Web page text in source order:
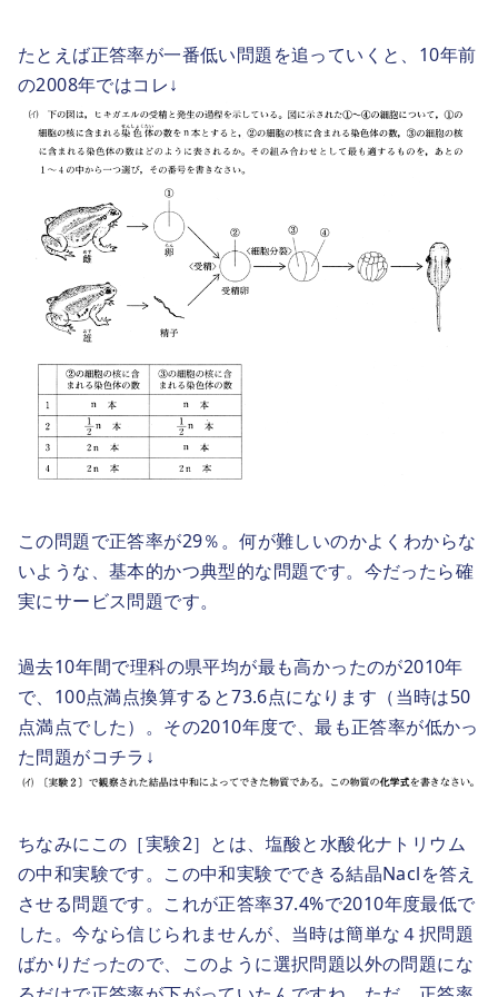
たとえば正答率が一番低い問題を追っていくと、10年前
の2008年ではコレ↓
この問題で正答率が29％。何が難しいのかよくわからな
いような、基本的かつ典型的な問題です。今だったら確
実にサービス問題です。
過去10年間で理科の県平均が最も高かったのが2010年
で、100点満点換算すると73.6点になります（当時は50
点満点でした）。その2010年度で、最も正答率が低かっ
た問題がコチラ↓
ちなみにこの［実験2］とは、塩酸と水酸化ナトリウム
の中和実験です。この中和実験でできる結晶Naclを答え
させる問題です。これが正答率37.4%で2010年度最低で
した。今なら信じられませんが、当時は簡単な４択問題
ばかりだったので、このように選択問題以外の問題にな